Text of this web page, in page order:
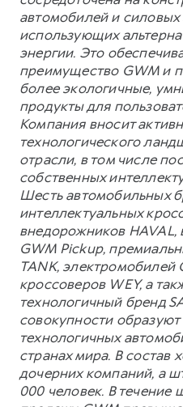
автомобилей и силовых
использующих
энергии. Это
преимущество GWM и
более экологичные,
продукты для
Компания вносит
технологического
отрасли, в том числе
собственных
Шесть автомобильных
интеллектуальных
внедорожников
GWM Pickup,
TANK, электромобилей
кроссоверов WEY, а
технологичный бренд
совокупности
технологичных
странах мира. В состав
дочерних компаний, а
000 человек. В течение